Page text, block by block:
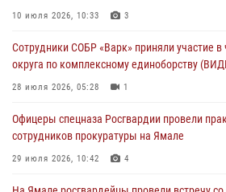
Сотрудники СОБР «Варк» приняли участие в
28 июля 2026, 05:28
10 июля 2026, 10:33 3
Сотрудники СОБР «Варк» приняли участие в
округа по комплексному единоборству
28 июля 2026, 05:28 1
Офицеры спецназа Росгвардии провели
сотрудников прокуратуры на Ямале
29 июля 2026, 10:42 4